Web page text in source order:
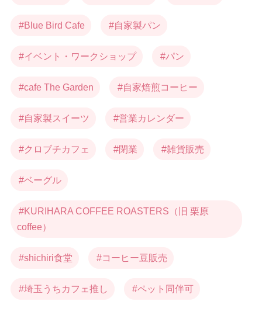
Blue Bird Cafe 自家製パン
イベント・ワークショップ パン
cafe The Garden 自家焙煎コーヒー
自家製スイーツ 営業カレンダー
クロブチカフェ 閉業 雑貨販売
ベーグル
KURIHARA COFFEE ROASTERS（旧 栗原
coffee）
shichiri食堂 コーヒー豆販売
埼玉うちカフェ推し ペット同伴可